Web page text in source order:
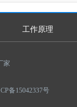
工作原理
家
备15042337号